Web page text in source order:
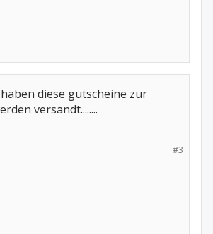
diese gutscheine zur
versandt........
#3